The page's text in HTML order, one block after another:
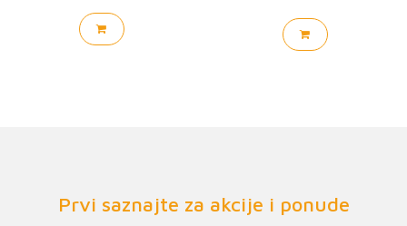
Prvi saznajte za akcije i ponude